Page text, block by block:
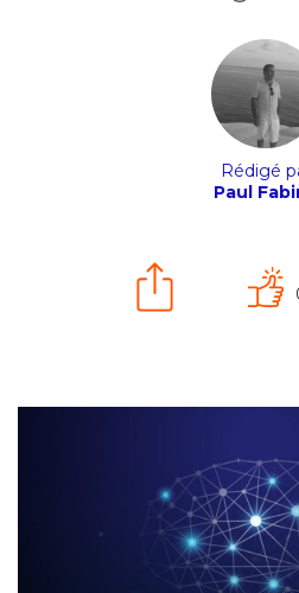
Rédigé
Paul